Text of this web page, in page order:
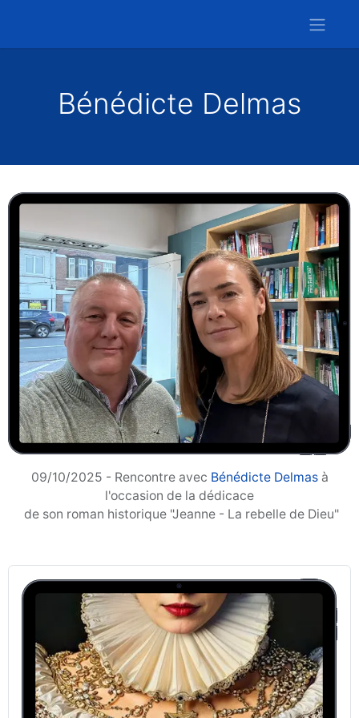
Bénédicte Delmas
09/10/2025 - Rencontre avec Bénédicte Delmasà
l'occasion de la dédicace
de son roman historique "Jeanne - La rebelle de Dieu"